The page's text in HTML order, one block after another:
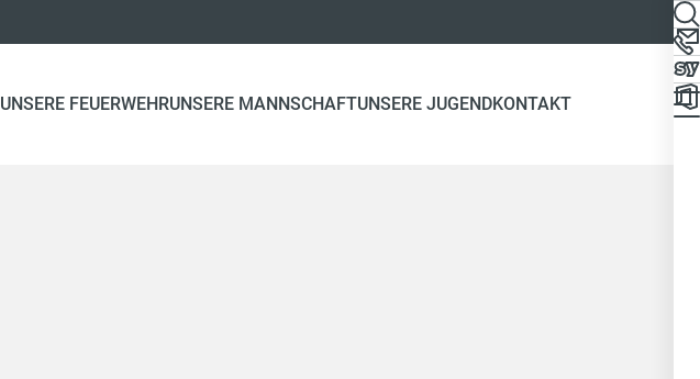
UNSERE FEUERWEHRUNSERE MANNSCHAFTUNSERE JUGENDKONTAKT